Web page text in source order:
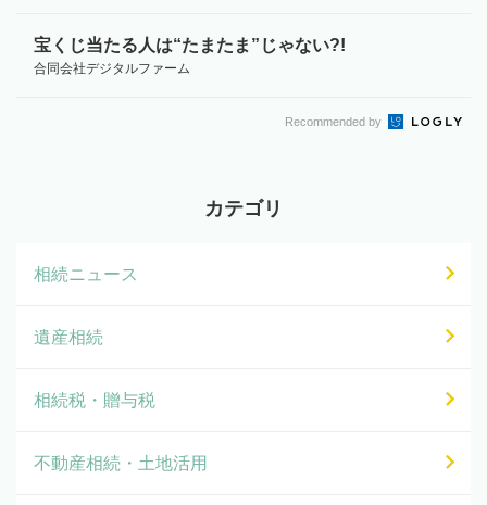
宝くじ当たる人は“たまたま”じゃない?!
合同会社デジタルファーム
Recommended by
カテゴリ
相続ニュース
遺産相続
相続税・贈与税
不動産相続・土地活用